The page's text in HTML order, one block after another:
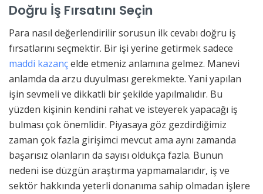
Doğru İş Fırsatını Seçin
Para nasıl değerlendirilir sorusun ilk cevabı doğru iş
fırsatlarını seçmektir. Bir işi yerine getirmek sadece
maddi kazançelde etmeniz anlamına gelmez. Manevi
anlamda da arzu duyulması gerekmekte. Yani yapılan
işin sevmeli ve dikkatli bir şekilde yapılmalıdır. Bu
yüzden kişinin kendini rahat ve isteyerek yapacağı iş
bulması çok önemlidir. Piyasaya göz gezdirdiğimiz
zaman çok fazla girişimci mevcut ama aynı zamanda
başarısız olanların da sayısı oldukça fazla. Bunun
nedeni ise düzgün araştırma yapmamalarıdır, iş ve
sektör hakkında yeterli donanıma sahip olmadan işlere